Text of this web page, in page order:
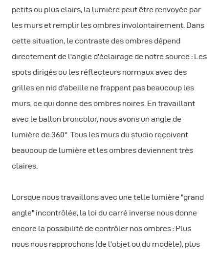
petits ou plus clairs, la lumière peut être renvoyée par
les murs et remplir les ombres involontairement. Dans
cette situation, le contraste des ombres dépend
directement de l'angle d'éclairage de notre source : Les
spots dirigés ou les réflecteurs normaux avec des
grilles en nid d'abeille ne frappent pas beaucoup les
murs, ce qui donne des ombres noires. En travaillant
avec le ballon broncolor, nous avons un angle de
lumière de 360°. Tous les murs du studio reçoivent
beaucoup de lumière et les ombres deviennent très
claires.
Lorsque nous travaillons avec une telle lumière "grand
angle" incontrôlée, la loi du carré inverse nous donne
encore la possibilité de contrôler nos ombres : Plus
nous nous rapprochons (de l'objet ou du modèle), plus